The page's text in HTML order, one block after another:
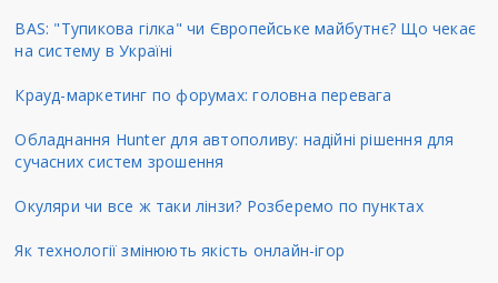
BAS: "Тупикова гілка" чи Європейське майбутнє? Що чекає
на систему в Україні
Крауд-маркетинг по форумах: головна перевага
Обладнання Hunter для автополиву: надійні рішення для
сучасних систем зрошення
Окуляри чи все ж таки лінзи? Розберемо по пунктах
Як технології змінюють якість онлайн-ігор